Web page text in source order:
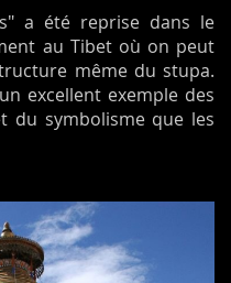
a été reprise dans le
au Tibet où on peut
même du stupa.
excellent exemple des
du symbolisme que les